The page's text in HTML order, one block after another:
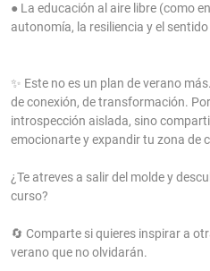
● La educación al aire libre (como
autonomía, la resiliencia y el
✨ Este no es un plan de verano
de conexión, de transformación.
introspección aislada, sino
emocionarte y expandir tu zona de
¿Te atreves a salir del molde y
curso?
🔄 Comparte si quieres inspirar a
verano que no olvidarán.